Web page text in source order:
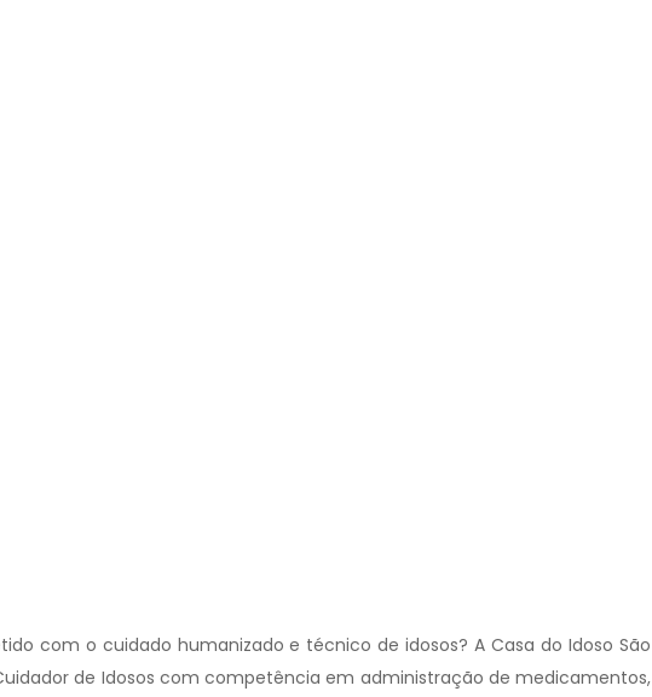
com o cuidado humanizado e técnico de idosos? A Casa do Idoso São
de Idosos com competência em administração de medicamentos,